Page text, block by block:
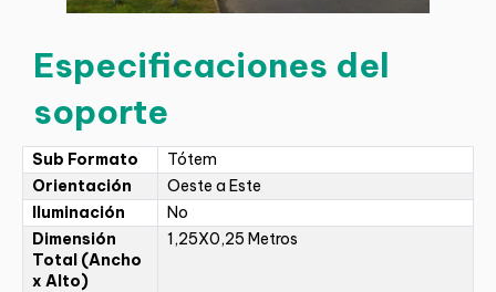
Especificaciones del
soporte
Sub Formato
Tótem
Orientación
Oeste a Este
Iluminación
No
Dimensión
Total (Ancho
x Alto)
1,25X0,25 Metros